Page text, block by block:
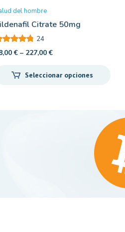
del hombre
Citrate 50mg
24
€ – 227,00€
Seleccionar opciones